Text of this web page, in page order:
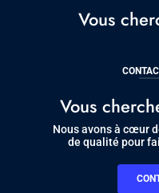
Vous
Vous
Nous avons à cœur
de qualité pour